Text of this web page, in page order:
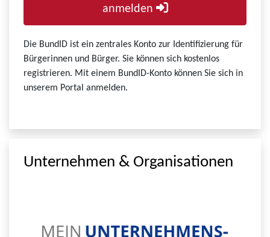
anmelden
Die BundID ist ein zentrales Konto zur Identifizierung für
Bürgerinnen und Bürger. Sie können sich kostenlos
registrieren. Mit einem BundID-Konto können Sie sich in
unserem Portal anmelden.
Unternehmen & Organisationen